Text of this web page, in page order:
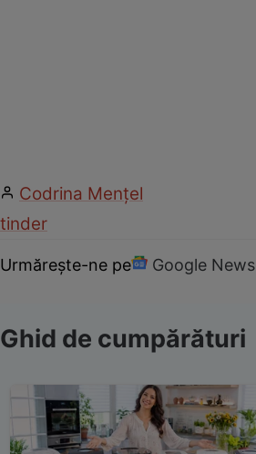
Codrina Mențel
tinder
Urmărește-ne pe Google News
Ghid de cumpărături